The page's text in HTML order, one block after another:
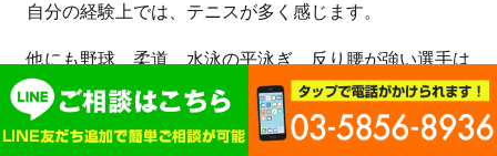
自分の経験上では、テニスが多く感じます。
他にも野球、柔道、水泳の平泳ぎ、反り腰が強い選手は
なりやすいです。
股関節の硬さが存在すると腰椎に捻り反りが過剰に求め